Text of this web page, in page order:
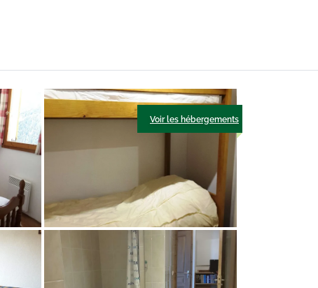
Voir les hébergements